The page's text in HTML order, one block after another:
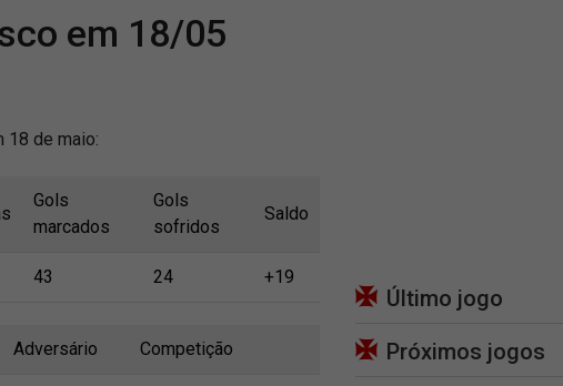
em 18/05
18 de maio:
Gols
marcados
Gols
sofridos
Saldo
43 24 +19
Adversário Competição
Último jogo
Próximos jogos